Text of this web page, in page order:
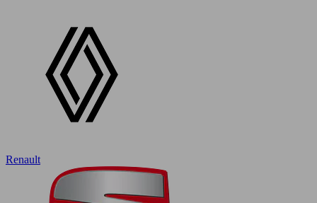
Renault